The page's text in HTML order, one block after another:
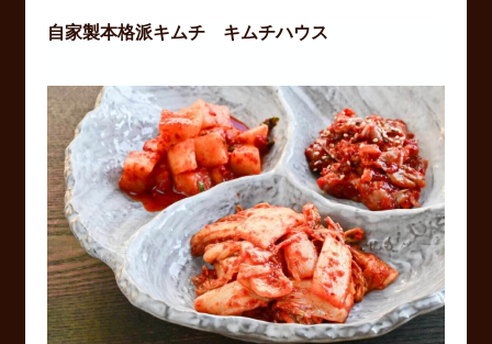
自家製本格派キムチ キムチハウス